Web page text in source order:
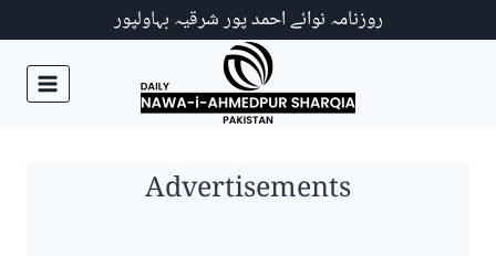
روزنامہ نوائے احمد پور شرقیہ بہاولپور
Advertisements